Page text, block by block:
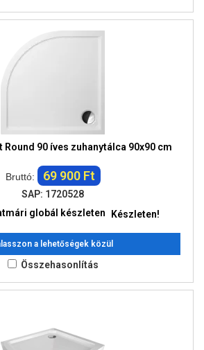
Round 90 íves zuhanytálca 90x90 cm
Bruttó: 69 900 Ft
SAP: 1720528
Készleten!
a lehetőségek közül
Összehasonlítás